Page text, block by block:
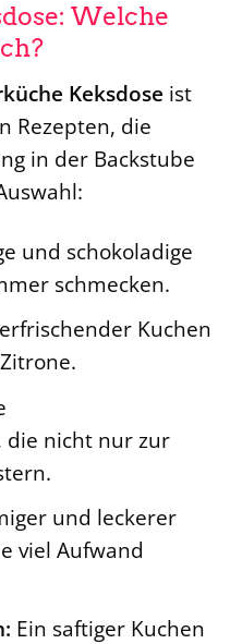
Welche
Keksdose ist
Rezepten, die
in der Backstube
und schokoladige
schmecken.
Kuchen
die nicht nur zur
und leckerer
viel Aufwand
Ein saftiger Kuchen